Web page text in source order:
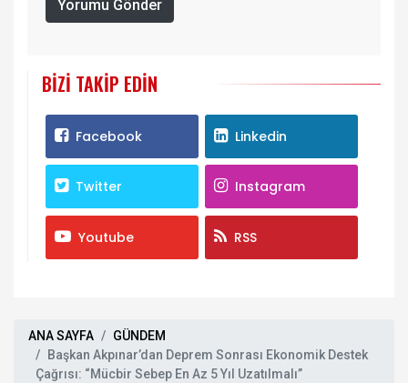
Yorumu Gönder
BIZI TAKIP EDIN
Facebook Linkedin
Twitter Instagram
Youtube RSS
ANA SAYFA
GÜNDEM
Başkan Akpınar’dan Deprem Sonrası Ekonomik Destek
Çağrısı: “Mücbir Sebep En Az 5 Yıl Uzatılmalı”